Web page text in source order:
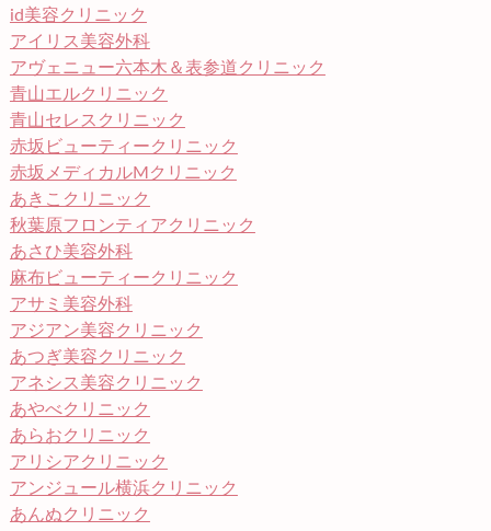
id美容クリニック
アイリス美容外科
アヴェニュー六本木＆表参道クリニック
青山エルクリニック
青山セレスクリニック
赤坂ビューティークリニック
赤坂メディカルMクリニック
あきこクリニック
秋葉原フロンティアクリニック
あさひ美容外科
麻布ビューティークリニック
アサミ美容外科
アジアン美容クリニック
あつぎ美容クリニック
アネシス美容クリニック
あやべクリニック
あらおクリニック
アリシアクリニック
アンジュール横浜クリニック
あんぬクリニック